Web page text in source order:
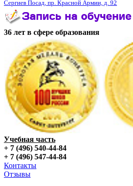
Сергиев Посад, пр. Красной Армии, д. 92
36 лет в сфере образования
Учебная часть
+ 7 (496) 540-44-84
+ 7 (496) 547-44-84
Контакты
Отзывы